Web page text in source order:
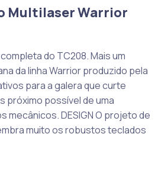
Multilaser Warrior
do TC208. Mais um
da linha Warrior produzido pela
para a galera que curte
próximo possível de uma
mecânicos. DESIGN O projeto de
muito os robustos teclados